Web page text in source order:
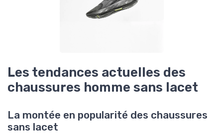
Les tendances actuelles des
chaussures homme sans lacet
La montée en popularité des chaussures
sans lacet